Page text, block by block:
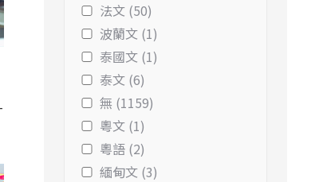
法文 (50)
波蘭文 (1)
泰國文 (1)
泰文 (6)
無 (1159)
粵文 (1)
粵語 (2)
緬甸文 (3)